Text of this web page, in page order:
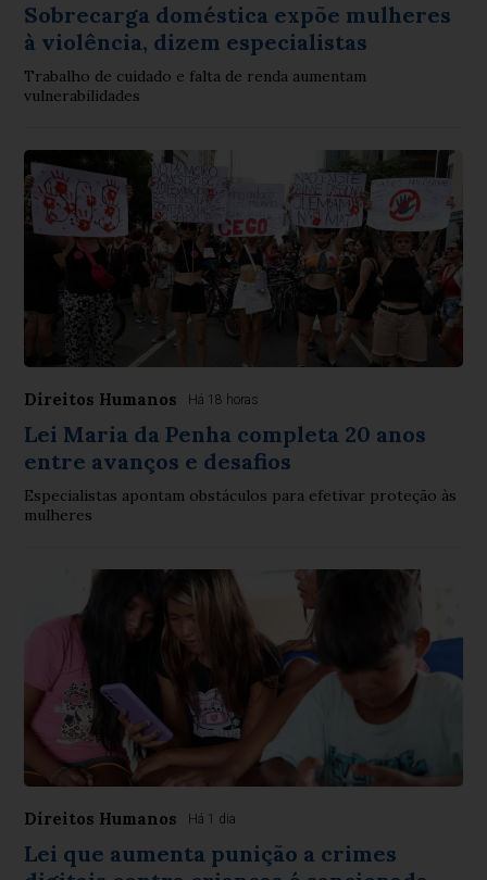
Sobrecarga doméstica expõe mulheres
à violência, dizem especialistas
Trabalho de cuidado e falta de renda aumentam
vulnerabilidades
Direitos Humanos Há 18 horas
Lei Maria da Penha completa 20 anos
entre avanços e desafios
Especialistas apontam obstáculos para efetivar proteção às
mulheres
Direitos Humanos Há 1 dia
Lei que aumenta punição a crimes